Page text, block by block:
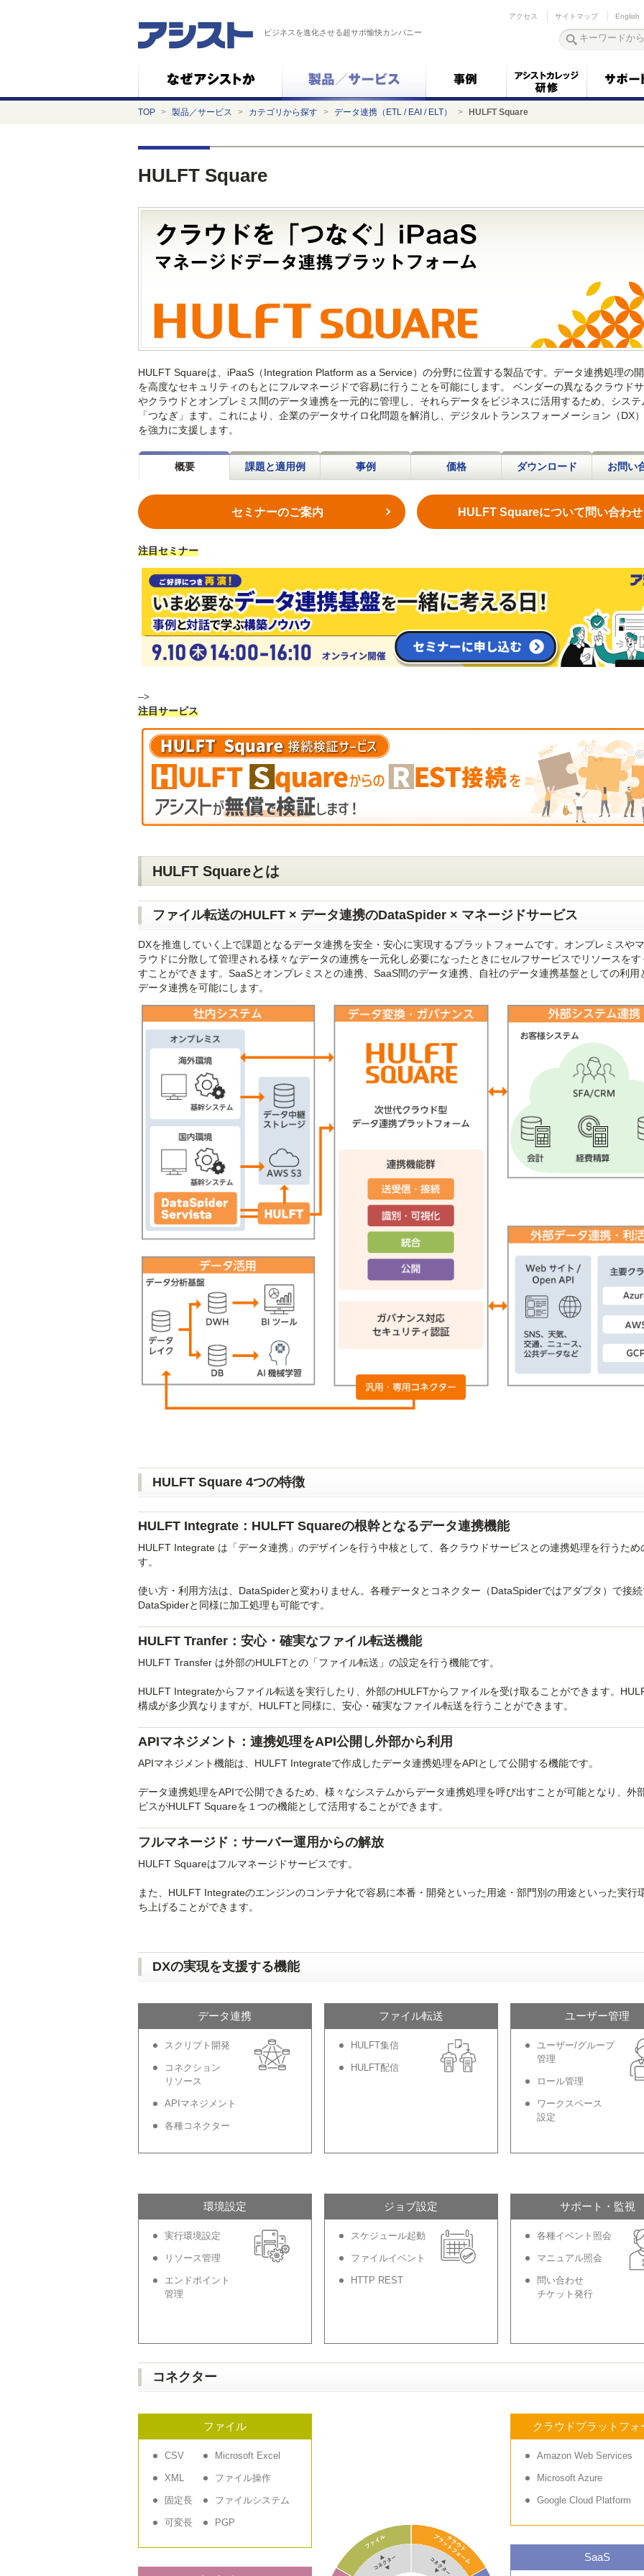
ビジネスを進化させる超サポ愉快カンパニー
アクセス サイトマップ English
TOP > 製品／サービス > カテゴリから探す > データ連携（ETL / EAI / ELT） > HULFT Square
HULFT Square
HULFT Squareは、iPaaS（Integration Platform as a Service）の分野に位置する製品です。データ連携処理の
を高度なセキュリティのもとにフルマネージドで容易に行うことを可能にします。 ベンダーの異なるクラウド
やクラウドとオンプレミス間のデータ連携を一元的に管理し、それらデータをビジネスに活用するため、システ
「つなぎ」ます。これにより、企業のデータサイロ化問題を解消し、デジタルトランスフォーメーション（DX
を強力に支援します。
概要 課題と適用例 事例 価格 ダウンロード お問い
セミナーのご案内 HULFT Squareについて問い合わ
注目セミナー
-->
注目サービス
HULFT Squareとは
ファイル転送のHULFT × データ連携のDataSpider × マネージドサービス
DXを推進していく上で課題となるデータ連携を安全・安心に実現するプラットフォームです。オンプレミスや
ラウドに分散して管理される様々なデータの連携を一元化し必要になったときにセルフサービスでリソースをす
すことができます。SaaSとオンプレミスとの連携、SaaS間のデータ連携、自社のデータ連携基盤としての利用
データ連携を可能にします。
HULFT Square 4つの特徴
HULFT Integrate：HULFT Squareの根幹となるデータ連携機能
HULFT Integrate は「データ連携」のデザインを行う中核として、各クラウドサービスとの連携処理を行うため
す。
使い方・利用方法は、DataSpiderと変わりません。各種データとコネクター（DataSpiderではアダプタ）で接
DataSpiderと同様に加工処理も可能です。
HULFT Tranfer：安心・確実なファイル転送機能
HULFT Transfer は外部のHULFTとの「ファイル転送」の設定を行う機能です。
HULFT Integrateからファイル転送を実行したり、外部のHULFTからファイルを受け取ることができます。
構成が多少異なりますが、HULFTと同様に、安心・確実なファイル転送を行うことができます。
APIマネジメント：連携処理をAPI公開し外部から利用
APIマネジメント機能は、HULFT Integrateで作成したデータ連携処理をAPIとして公開する機能です。
データ連携処理をAPIで公開できるため、様々なシステムからデータ連携処理を呼び出すことが可能となり、外
ビスがHULFT Squareを１つの機能として活用することができます。
フルマネージド：サーバー運用からの解放
HULFT Squareはフルマネージドサービスです。
また、HULFT Integrateのエンジンのコンテナ化で容易に本番・開発といった用途・部門別の用途といった実行
ち上げることができます。
DXの実現を支援する機能
データ連携
スクリプト開発
コネクション
リソース
APIマネジメント
各種コネクター
ファイル転送
HULFT集信
HULFT配信
ユーザー管理
ユーザー/グループ
管理
ロール管理
ワークスペース
設定
環境設定
実行環境設定
リソース管理
エンドポイント
管理
ジョブ設定
スケジュール起動
ファイルイベント
HTTP REST
サポート・監視
各種イベント照会
マニュアル照会
問い合わせ
チケット発行
コネクター
ファイル
CSV
XML
固定長
可変長
Microsoft Excel
ファイル操作
ファイルシステム
PGP
クラウドプラットフォ
Amazon Web Services
Microsoft Azure
Google Cloud Platform
SaaS